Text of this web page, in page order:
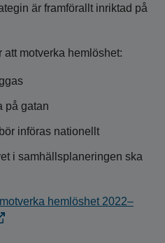
är framförallt inriktad på
att motverka hemlöshet:
på gatan
införas nationellt
i samhällsplaneringen ska
hemlöshet 2022–